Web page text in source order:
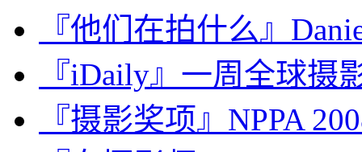
『他们在拍什么』
『iDaily』一周全球摄
『摄影奖项』NPPA